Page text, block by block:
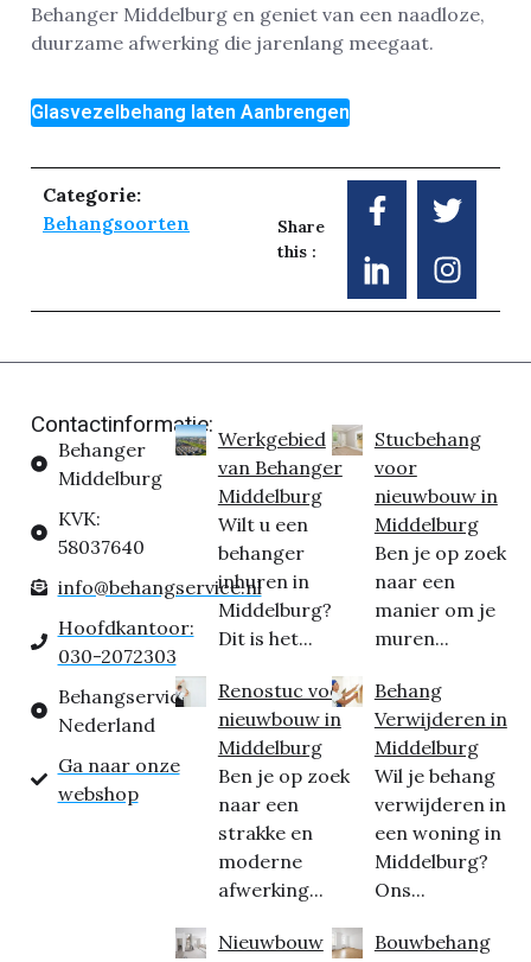
Behanger Middelburg en geniet van een naadloze,
duurzame afwerking die jarenlang meegaat.
Glasvezelbehang laten Aanbrengen
Categorie:
Behangsoorten
Share
this :
Contactinformatie:
Behanger
Middelburg
KVK:
58037640
info@behangservice.nl
Hoofdkantoor:
030-2072303
Behangservice
Nederland
Ga naar onze
webshop
Werkgebied
van Behanger
Middelburg
Wilt u een
behanger
inhuren in
Middelburg?
Dit is het...
Renostuc voor
nieuwbouw in
Middelburg
Ben je op zoek
naar een
strakke en
moderne
afwerking...
Nieuwbouw
Stucbehang
voor
nieuwbouw in
Middelburg
Ben je op zoek
naar een
manier om je
muren...
Behang
Verwijderen in
Middelburg
Wil je behang
verwijderen in
een woning in
Middelburg?
Ons...
Bouwbehang